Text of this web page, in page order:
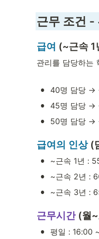
근무 조건 -
급여 (~근속 1
관리를 담당하는
• 40명 담당 →
• 45명 담당 →
• 50명 담당 →
급여의 인상 (
• ~근속 1년 :
• ~근속 2년 :
• ~근속 3년 :
근무시간 (월
• 평일 : 16:00